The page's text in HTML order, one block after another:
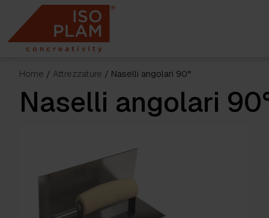
content
Home / Attrezzature / Naselli angolari 90°
Naselli angolari